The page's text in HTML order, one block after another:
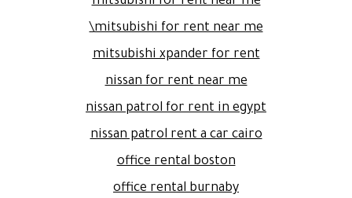
mitsubishi for rent near me\
mitsubishi xpander for rent
nissan for rent near me
nissan patrol for rent in egypt
nissan patrol rent a car cairo
office rental boston
office rental burnaby